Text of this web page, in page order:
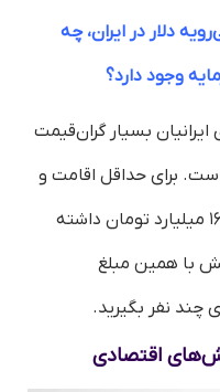
دلار در ایران، چه
وجود دارد؟
بسیار گران‌قیمت
رسیده است. برای حداقل اقامت و
نه شهروندی ترکیه، شما باید مبلغ ۱۶ میلیارد تومان داشته
که شاید ۳ سال پیش با همین مبلغ
چند نفر بگیرید.
اقتصادی